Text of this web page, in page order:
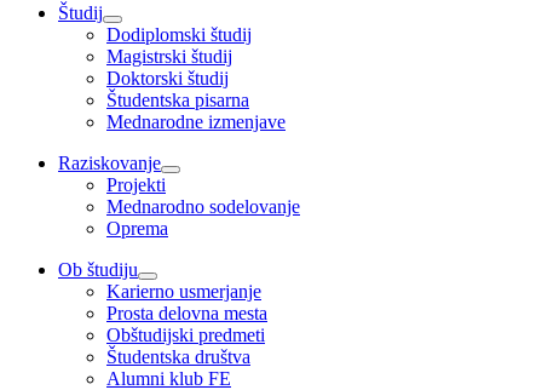
Študij
Dodiplomski študij
Magistrski študij
Doktorski študij
Študentska pisarna
Mednarodne izmenjave
Raziskovanje
Projekti
Mednarodno sodelovanje
Oprema
Ob študiju
Karierno usmerjanje
Prosta delovna mesta
Obštudijski predmeti
Študentska društva
Alumni klub FE